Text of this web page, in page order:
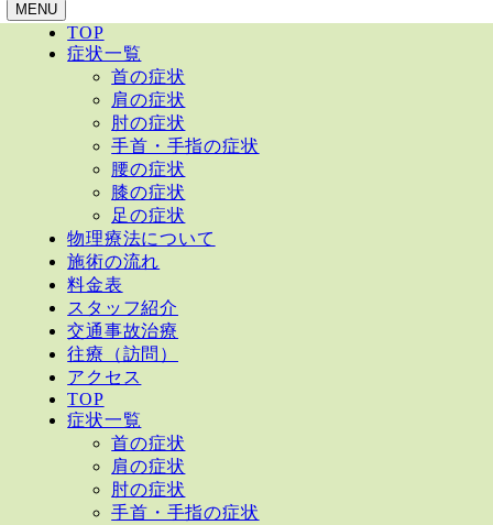
MENU
TOP
症状一覧
首の症状
肩の症状
肘の症状
手首・手指の症状
腰の症状
膝の症状
足の症状
物理療法について
施術の流れ
料金表
スタッフ紹介
交通事故治療
往療（訪問）
アクセス
TOP
症状一覧
首の症状
肩の症状
肘の症状
手首・手指の症状